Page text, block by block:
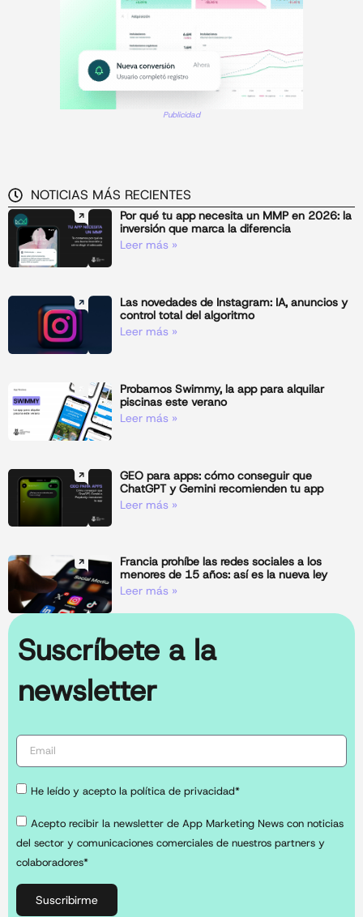
Publicidad
NOTICIAS MÁS RECIENTES
Por qué tu app necesita un MMP en 2026: la
inversión que marca la diferencia
Leer más »
Las novedades de Instagram: IA, anuncios y
control total del algoritmo
Leer más »
Probamos Swimmy, la app para alquilar
piscinas este verano
Leer más »
GEO para apps: cómo conseguir que
ChatGPT y Gemini recomienden tu app
Leer más »
Francia prohíbe las redes sociales a los
menores de 15 años: así es la nueva ley
Leer más »
Suscríbete a la
newsletter
He leído y acepto la política de privacidad*
Acepto recibir la newsletter de App Marketing News con noticias
del sector y comunicaciones comerciales de nuestros partners y
colaboradores*
Suscribirme